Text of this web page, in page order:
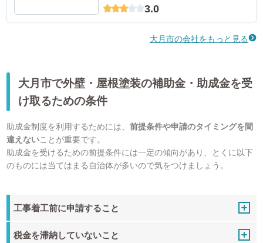
3.0
大月市の会社をもっと見る
大月市で外壁・屋根塗装の補助金・助成金を受
け取るための条件
助成金制度を利用するためには、前提条件や申請のタイミングを間
違えないことが重要です。
助成金を受けるための前提条件には一定の傾向があり、とくに以下
のものには当てはまる自治体が多いので気をつけましょう。
工事着工前に申請すること
税金を滞納していないこと